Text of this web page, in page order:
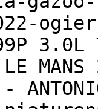
3.0L
MANS
-